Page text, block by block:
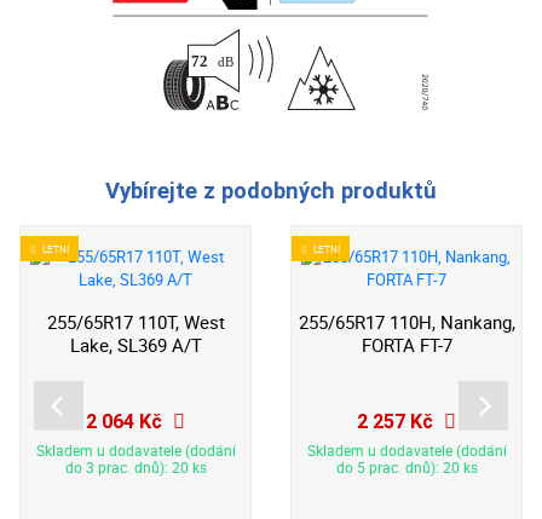
Vybírejte z podobných produktů
LETNÍ
255/65R17 110T, West
Lake, SL369 A/T
2 064 Kč
Skladem u dodavatele (dodání
do 3 prac. dnů): 20 ks
LETNÍ
255/65R17 110H, Nankang,
FORTA FT-7
2 257 Kč
Skladem u dodavatele (dodání
do 5 prac. dnů): 20 ks